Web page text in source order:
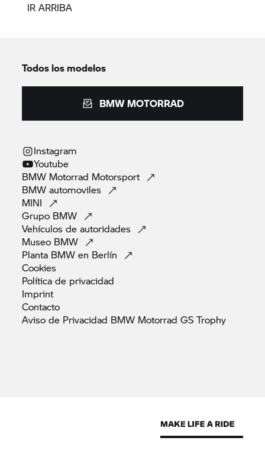
IR ARRIBA
Todos los modelos
BMW MOTORRAD
Instagram
Youtube
BMW Motorrad Motorsport
BMWautomoviles
MINI
Grupo BMW
Vehículos deautoridades
Museo BMW
Planta BMW en Berlín
Cookies
Política de privacidad
Imprint
Contacto
Aviso de Privacidad BMW Motorrad GSTrophy